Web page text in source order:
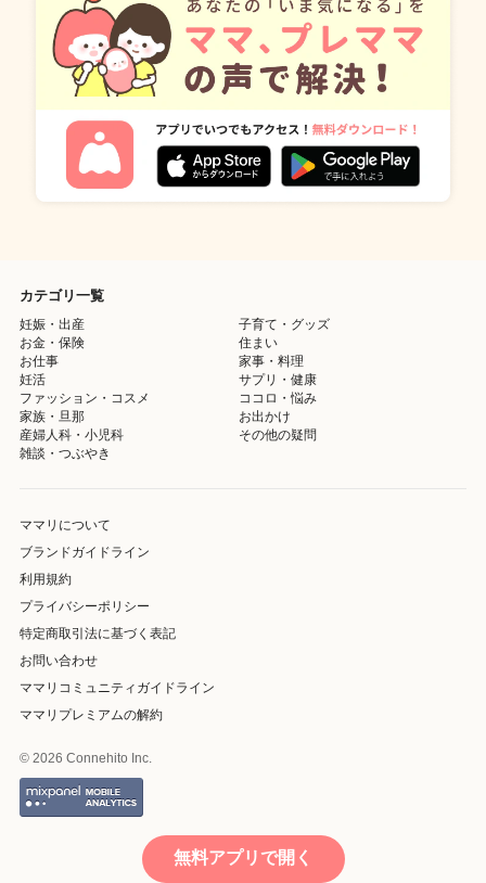
カテゴリ一覧
妊娠・出産
子育て・グッズ
お金・保険
住まい
お仕事
家事・料理
妊活
サプリ・健康
ファッション・コスメ
ココロ・悩み
家族・旦那
お出かけ
産婦人科・小児科
その他の疑問
雑談・つぶやき
ママリについて
ブランドガイドライン
利用規約
プライバシーポリシー
特定商取引法に基づく表記
お問い合わせ
ママリコミュニティガイドライン
ママリプレミアムの解約
© 2026 Connehito Inc.
無料アプリで開く